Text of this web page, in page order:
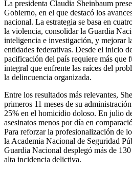
La presidenta Claudia Sheinbaum
Gobierno, en el que destacó los
nacional. La estrategia se basa en
la violencia, consolidar la Guardia
inteligencia e investigación, y mejorar
entidades federativas. Desde el inicio
pacificación del país requiere más que
integral que enfrente las raíces del
la delincuencia organizada.
Entre los resultados más relevantes,
primeros 11 meses de su
25% en el homicidio doloso. En julio
asesinatos menos por día en
Para reforzar la profesionalización de
la Academia Nacional de Seguridad
Guardia Nacional desplegó más de
alta incidencia delictiva.